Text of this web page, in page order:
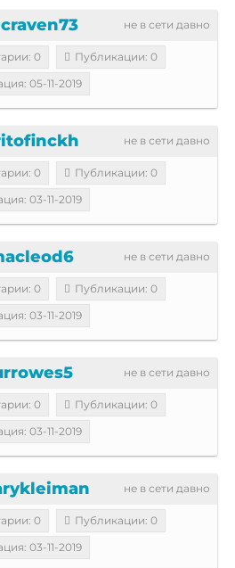
не в сети давно
0
Публикации: 0
05-11-2019
не в сети давно
0
Публикации: 0
03-11-2019
не в сети давно
0
Публикации: 0
03-11-2019
не в сети давно
0
Публикации: 0
03-11-2019
не в сети давно
0
Публикации: 0
03-11-2019